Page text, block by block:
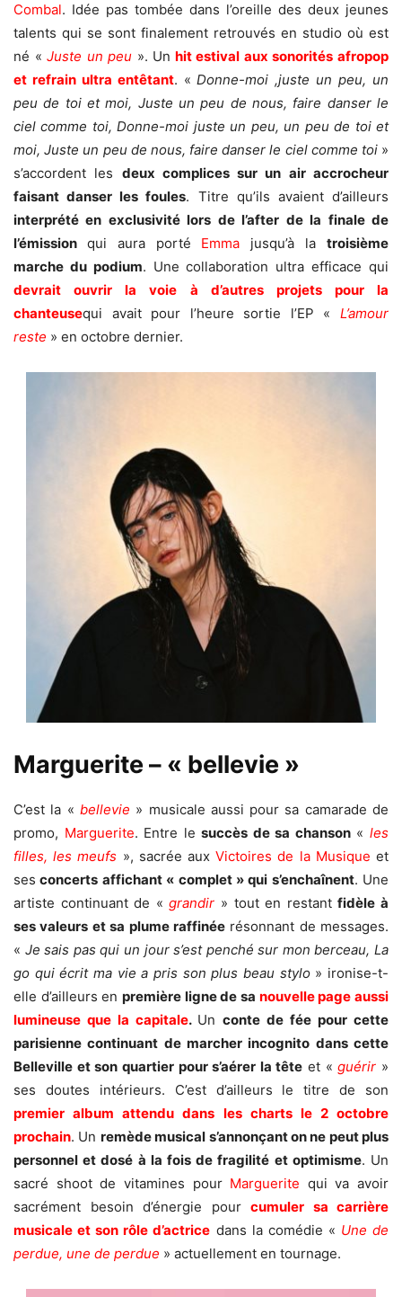
Combal. Idée pas tombée dans l’oreille des deux jeunes
talents qui se sont finalement retrouvés en studio où est
né «Juste un peu ». Un hit estival aux sonorités afropop
et refrain ultra entêtant. «Donne-moi ,juste un peu, un
peu de toi et moi, Juste un peu de nous, faire danser le
ciel comme toi, Donne-moi juste un peu, un peu de toi et
moi, Juste un peu de nous, faire danser le ciel comme toi»
s’accordent les deux complicessur un air accrocheur
faisant danser les foules. Titre qu’ils avaient d’ailleurs
interprété en exclusivité lors de l’after de la finale de
l’émission qui aura porté Emma jusqu’à latroisième
marche du podium. Une collaboration ultra efficace qui
devrait ouvrir la voie à d’autres projets pour la
chanteusequi avait pour l’heure sortie l’EP « L’amour
reste » en octobre dernier.
Marguerite – « bellevie »
C’est la « bellevie » musicale aussi pour sa camarade de
promo, Marguerite. Entre lesuccès de sa chanson«les
filles, les meufs », sacrée auxVictoires de la Musique et
ses concerts affichant « complet »qui s’enchaînent. Une
artiste continuant de «grandir » tout en restantfidèle à
ses valeurs et sa plume raffinéerésonnant de messages.
« Je sais pas qui un jour s’est penché sur mon berceau, La
go qui écrit ma vie a pris son plus beau stylo» ironise-t-
elle d’ailleurs en première ligne de sa nouvelle pageaussi
lumineuse que la capitale. Un conte de fée pour cette
parisienne continuant de marcher incognito dans cette
Belleville et son quartier pour s’aérer la tête et «guérir »
ses doutes intérieurs. C’est d’ailleurs le titre de son
premier album attendu dans les charts le 2 octobre
prochain. Un remède musical s’annonçant on ne peut plus
personnel et dosé à la fois de fragilité et optimisme. Un
sacré shoot de vitamines pour Marguerite qui va avoir
sacrément besoin d’énergie pour cumuler sa carrière
musicale et son rôle d’actrice dans la comédie « Une de
perdue, une de perdue » actuellement en tournage.